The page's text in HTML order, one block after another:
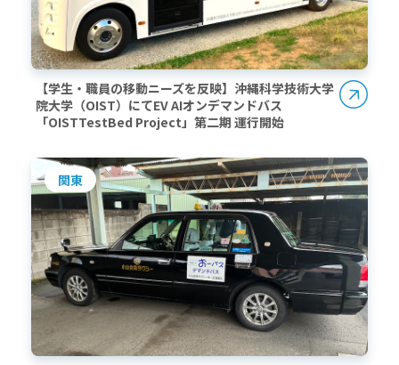
【学生・職員の移動ニーズを反映】沖縄科学技術大学
院大学（OIST）にてEV AIオンデマンドバス
「OISTTestBed Project」第二期 運行開始
関東